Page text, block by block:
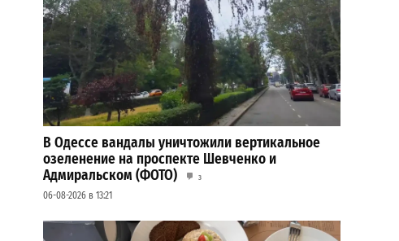
В Одессе вандалы уничтожили вертикальное
озеленение на проспекте Шевченко и
Адмиральском (ФОТО)
3
06-08-2026 в 13:21